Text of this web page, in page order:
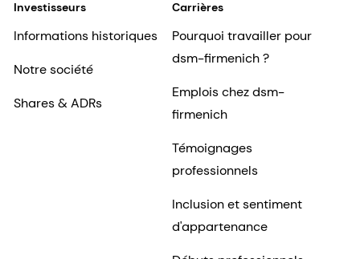
Investisseurs
Informations historiques
Notre société
Shares & ADRs
Carrières
Pourquoi travailler pour
dsm-firmenich ?
Emplois chez dsm-
firmenich
Témoignages
professionnels
Inclusion et sentiment
d'appartenance